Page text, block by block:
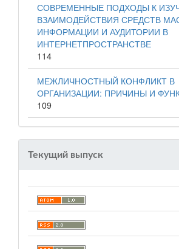
СОВРЕМЕННЫЕ ПОДХОДЫ К
ВЗАИМОДЕЙСТВИЯ СРЕДСТВ
ИНФОРМАЦИИ И АУДИТОРИИ В
ИНТЕРНЕТПРОСТРАНСТВЕ
114
МЕЖЛИЧНОСТНЫЙ КОНФЛИКТ В
ОРГАНИЗАЦИИ: ПРИЧИНЫ И
109
Текущий выпуск